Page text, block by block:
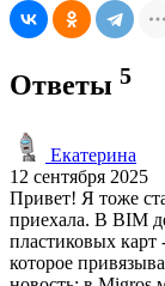
Ответы 5
Екатерина
12 сентября 2025
Привет! Я тоже
приехала. В BIM
пластиковых карт
которое